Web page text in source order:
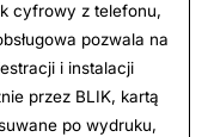
cyfrowy z telefonu,
pozwala na
i instalacji
przez BLIK, kartą
po wydruku,